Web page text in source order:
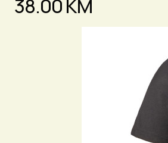
38.00 KM